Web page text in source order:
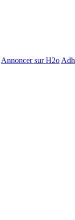
Annoncer sur H2o